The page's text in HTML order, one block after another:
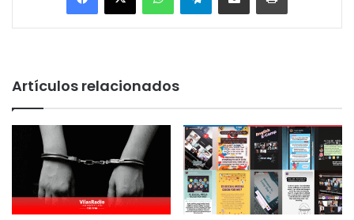
Artículos relacionados